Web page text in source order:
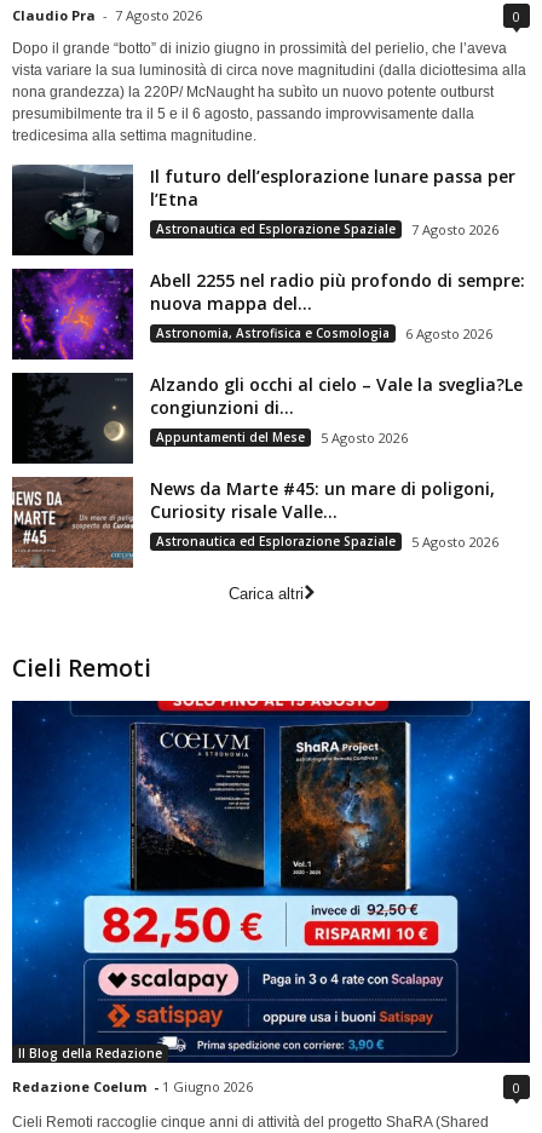
Claudio Pra - 7 Agosto 2026 0
Dopo il grande “botto” di inizio giugno in prossimità del perielio, che l’aveva
vista variare la sua luminosità di circa nove magnitudini (dalla diciottesima alla
nona grandezza) la 220P/ McNaught ha subìto un nuovo potente outburst
presumibilmente tra il 5 e il 6 agosto, passando improvvisamente dalla
tredicesima alla settima magnitudine.
Il futuro dell’esplorazione lunare passa per
l’Etna
Astronautica ed Esplorazione Spaziale 7 Agosto 2026
Abell 2255 nel radio più profondo di sempre:
nuova mappa del...
Astronomia, Astrofisica e Cosmologia 6 Agosto 2026
Alzando gli occhi al cielo – Vale la sveglia?Le
congiunzioni di...
Appuntamenti del Mese 5 Agosto 2026
News da Marte #45: un mare di poligoni,
Curiosity risale Valle...
Astronautica ed Esplorazione Spaziale 5 Agosto 2026
Carica altri
Cieli Remoti
Il Blog della Redazione
Redazione Coelum - 1 Giugno 2026 0
Cieli Remoti raccoglie cinque anni di attività del progetto ShaRA (Shared